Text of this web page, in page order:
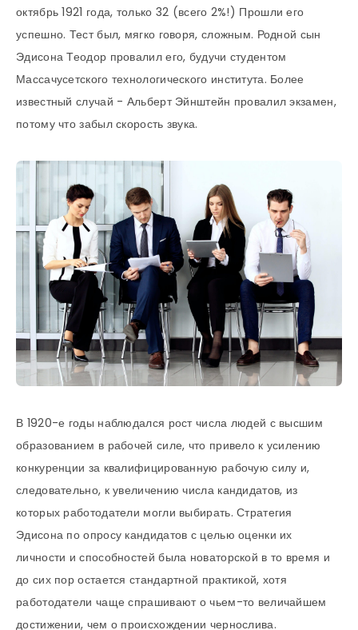
октябрь 1921 года, только 32 (всего 2%!) Прошли его
успешно. Тест был, мягко говоря, сложным. Родной сын
Эдисона Теодор провалил его, будучи студентом
Массачусетского технологического института. Более
известный случай - Альберт Эйнштейн провалил экзамен,
потому что забыл скорость звука.
В 1920-е годы наблюдался рост числа людей с высшим
образованием в рабочей силе, что привело к усилению
конкуренции за квалифицированную рабочую силу и,
следовательно, к увеличению числа кандидатов, из
которых работодатели могли выбирать. Стратегия
Эдисона по опросу кандидатов с целью оценки их
личности и способностей была новаторской в то время и
до сих пор остается стандартной практикой, хотя
работодатели чаще спрашивают о чьем-то величайшем
достижении, чем о происхождении чернослива.